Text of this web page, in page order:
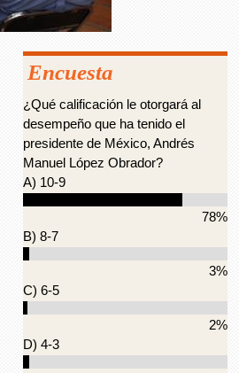
Encuesta
¿Qué calificación le otorgará al
desempeño que ha tenido el
presidente de México, Andrés
Manuel López Obrador?
A) 10-9
78%
B) 8-7
3%
C) 6-5
2%
D) 4-3